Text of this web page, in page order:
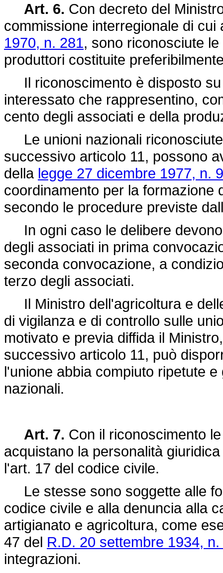
Art. 6. Con decreto del
commissione interregionale di
1970, n. 281, sono riconosciute
produttori costituite
Il riconoscimento è disposto su
interessato che rappresentino,
cento degli associati e della
Le unioni nazionali
successivo articolo 11, possono
della legge 27 dicembre 1977, n.
coordinamento per la formazione
secondo le procedure previste
In ogni caso le delibere
degli associati in prima
seconda convocazione, a
terzo degli associati.
Il Ministro dell'agricoltura e
di vigilanza e di controllo sulle
motivato e previa diffida il
successivo articolo 11, può
l'unione abbia compiuto ripetute
nazionali.
Art. 7. Con il riconoscimento
acquistano la personalità
l'art. 17 del codice civile.
Le stesse sono soggette alle
codice civile e alla denuncia alla
artigianato e agricoltura, come
47 del R.D. 20 settembre 1934, n.
integrazioni.